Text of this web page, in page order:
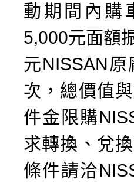
動期間內購
5,000元面額
元NISSAN
次，總價值
件金限購
求轉換、兌
條件請洽